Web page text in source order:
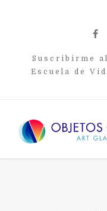
Suscribirme
Escuela de